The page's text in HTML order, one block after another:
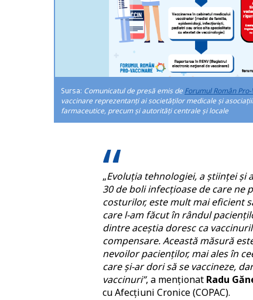
Sursa: Comunicatul de presă emis deForumul Român Pro-
vaccinare reprezentanți ai societăților medicale și
farmaceutice, precum și autorități centrale și locale
„Evoluția tehnologiei, a științei și
30 de boli infecţioase de care ne
costurilor, este mult mai eficient
care l-am făcut în rândul
dintre aceștia doresc ca
compensare. Această măsură
nevoilor pacienților, mai ales în
care și-ar dori să se vaccineze,
vaccinuri”, a menționat Radu
cu Afecțiuni Cronice (COPAC).